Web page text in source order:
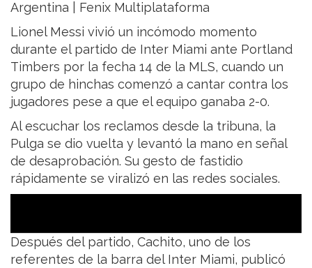
Argentina | Fenix Multiplataforma
Lionel Messi vivió un incómodo momento
durante el partido de Inter Miami ante Portland
Timbers por la fecha 14 de la MLS, cuando un
grupo de hinchas comenzó a cantar contra los
jugadores pese a que el equipo ganaba 2-0.
Al escuchar los reclamos desde la tribuna, la
Pulga se dio vuelta y levantó la mano en señal
de desaprobación. Su gesto de fastidio
rápidamente se viralizó en las redes sociales.
Después del partido, Cachito, uno de los
referentes de la barra del Inter Miami, publicó